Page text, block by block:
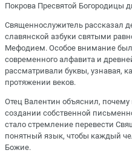
Покрова Пресвятой Богородицы
Священнослужитель рассказал
славянской азбуки святыми
Мефодием. Особое внимание
современного алфавита и
рассматривали буквы, узнавая,
протяжении веков.
Отец Валентин объяснил,
создании собственной
стало стремление перевести
понятный язык, чтобы каждый
Божие.